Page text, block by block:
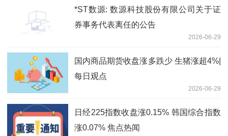
*ST数源: 数源科技股份有限公司关于证
券事务代表离任的公告
2026-06-29
国内商品期货收盘涨多跌少 生猪涨超4%|
每日观点
2026-06-29
日经225指数收盘涨0.15% 韩国综合指数
涨0.07% 焦点热闻